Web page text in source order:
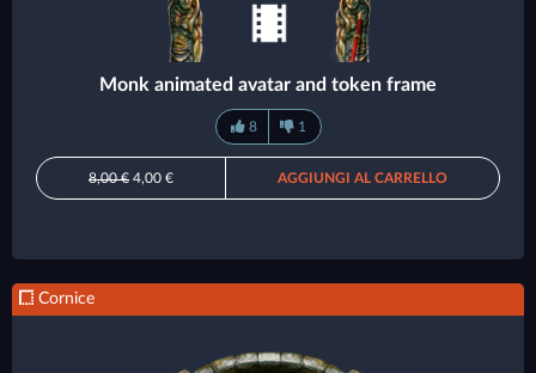
Monk animated avatar and token frame
8 1
8,00 € 4,00 € AGGIUNGI AL CARRELLO
Cornice